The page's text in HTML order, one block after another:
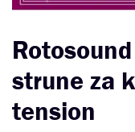
strune za
tension